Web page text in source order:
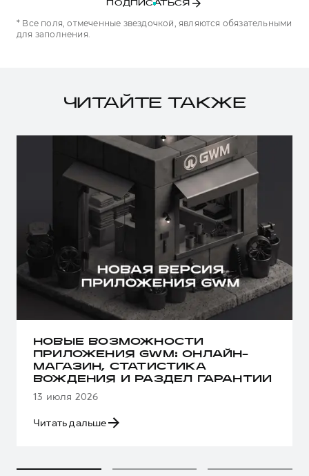
ПОДПИСАТЬСЯ
* Все поля, отмеченные звездочкой, являются обязательными
для заполнения.
ЧИТАЙТЕ ТАКЖЕ
НОВЫЕ ВОЗМОЖНОСТИ
ПРИЛОЖЕНИЯ GWM: ОНЛАЙН-
МАГАЗИН, СТАТИСТИКА
ВОЖДЕНИЯ И РАЗДЕЛ ГАРАНТИИ
13 июля 2026
Читать дальше